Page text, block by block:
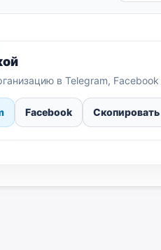
в Telegram,
Facebook